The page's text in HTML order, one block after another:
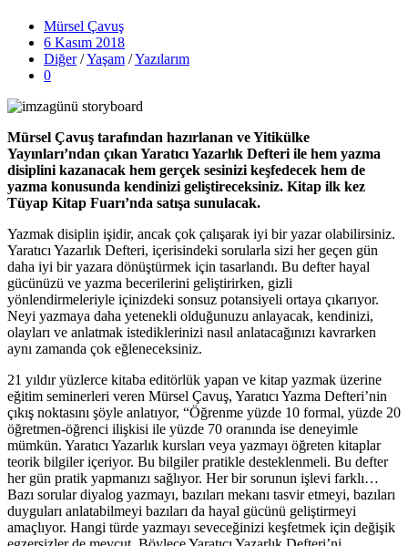
Mürsel Çavuş
6 Kasım 2018
Diğer/Yaşam /Yazılarım
0
Mürsel Çavuş tarafından hazırlanan ve Yitikülke
Yayınları’ndan çıkan Yaratıcı Yazarlık Defteri ile hem yazma
disiplini kazanacak hem gerçek sesinizi keşfedecek hem de
yazma konusunda kendinizi geliştireceksiniz. Kitap ilk kez
Tüyap Kitap Fuarı’nda satışa sunulacak.
Yazmak disiplin işidir, ancak çok çalışarak iyi bir yazar olabilirsiniz.
Yaratıcı Yazarlık Defteri, içerisindeki sorularla sizi her geçen gün
daha iyi bir yazara dönüştürmek için tasarlandı. Bu defter hayal
gücünüzü ve yazma becerilerini geliştirirken, gizli
yönlendirmeleriyle içinizdeki sonsuz potansiyeli ortaya çıkarıyor.
Neyi yazmaya daha yetenekli olduğunuzu anlayacak, kendinizi,
olayları ve anlatmak istediklerinizi nasıl anlatacağınızı kavrarken
aynı zamanda çok eğleneceksiniz.
21 yıldır yüzlerce kitaba editörlük yapan ve kitap yazmak üzerine
eğitim seminerleri veren Mürsel Çavuş, Yaratıcı Yazma Defteri’nin
çıkış noktasını şöyle anlatıyor, “Öğrenme yüzde 10 formal, yüzde 20
öğretmen-öğrenci ilişkisi ile yüzde 70 oranında ise deneyimle
mümkün. Yaratıcı Yazarlık kursları veya yazmayı öğreten kitaplar
teorik bilgiler içeriyor. Bu bilgiler pratikle desteklenmeli. Bu defter
her gün pratik yapmanızı sağlıyor. Her bir sorunun işlevi farklı…
Bazı sorular diyalog yazmayı, bazıları mekanı tasvir etmeyi, bazıları
duyguları anlatabilmeyi bazıları da hayal gücünü geliştirmeyi
amaçlıyor. Hangi türde yazmayı seveceğinizi keşfetmek için değişik